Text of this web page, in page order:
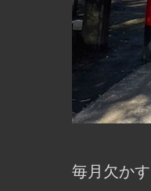
毎月欠か